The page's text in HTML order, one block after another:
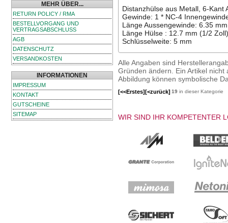
MEHR ÜBER...
RETURN POLICY / RMA
BESTELLVORGANG UND
VERTRAGSABSCHLUSS
AGB
DATENSCHUTZ
VERSANDKOSTEN
INFORMATIONEN
IMPRESSUM
KONTAKT
GUTSCHEINE
SITEMAP
Distanzhülse aus Metall, 6-Kant
Gewinde: 1 * NC-4
Länge Aussengewinde: 6.35
Länge Hülse : 12.7 mm (1/2 Zoll)
Schlüsselweite: 5 mm
Alle Angaben sind
Gründen ändern. Ein Artikel
Abbildung können symbolische
[<<Erstes][<zurück] 19 in dieser Kategorie
WIR SIND IHR KOMPETENTER